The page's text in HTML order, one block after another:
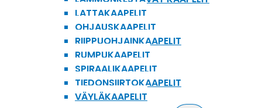
LATTAKAAPELIT
OHJAUSKAAPELIT
RIIPPUOHJAINKAAPELIT
RUMPUKAAPELIT
SPIRAALIKAAPELIT
TIEDONSIIRTOKAAPELIT
VÄYLÄKAAPELIT